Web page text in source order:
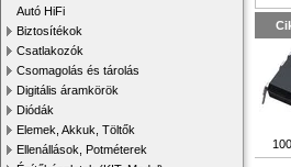
Autó HiFi
Biztosítékok
Csatlakozók
Csomagolás és tárolás
Digitális áramkörök
Diódák
Elemek, Akkuk, Töltők
Ellenállások, Potméterek